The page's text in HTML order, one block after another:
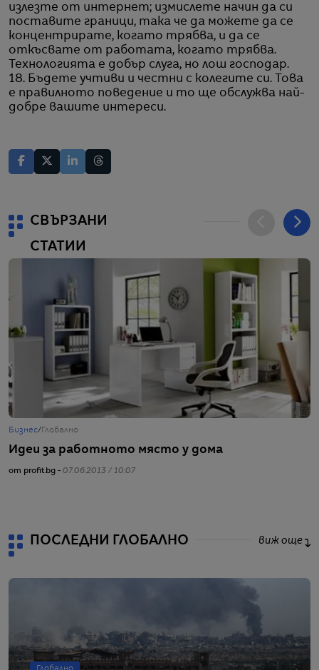
излезте от интернет; измислете начин да си
поставите граници, така че да можете да се
концентрирате, когато трябва, и да се
откъсвате от работата, когато трябва.
Технологията е добър слуга, но лош господар.
18. Бъдете учтиви и честни с колегите си. Това
е правилното поведение и то ще обслужва най-
добре вашите интереси.
СВЪРЗАНИ
СТАТИИ
Бизнес/ Глобално
Идеи за работното място у дома
от profit.bg - 07.06.2013 / 10:07
ПОСЛЕДНИ ГЛОБАЛНО виж още